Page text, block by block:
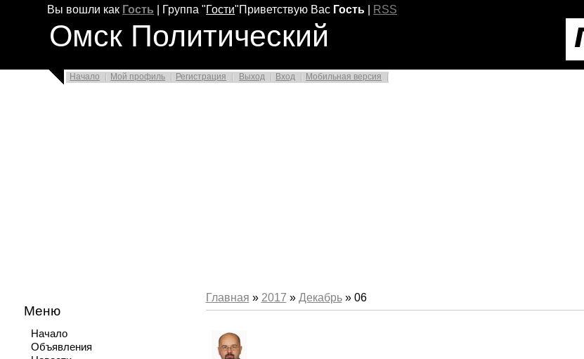
Вы вошли как Гость Группа "Гости"Приветствую Вас Гость RSS
Омск Политический
Начало Мой профиль Регистрация Выход Вход Мобильная версия
Меню
Начало
Объявления
Главная » 2017 » Декабрь » 06